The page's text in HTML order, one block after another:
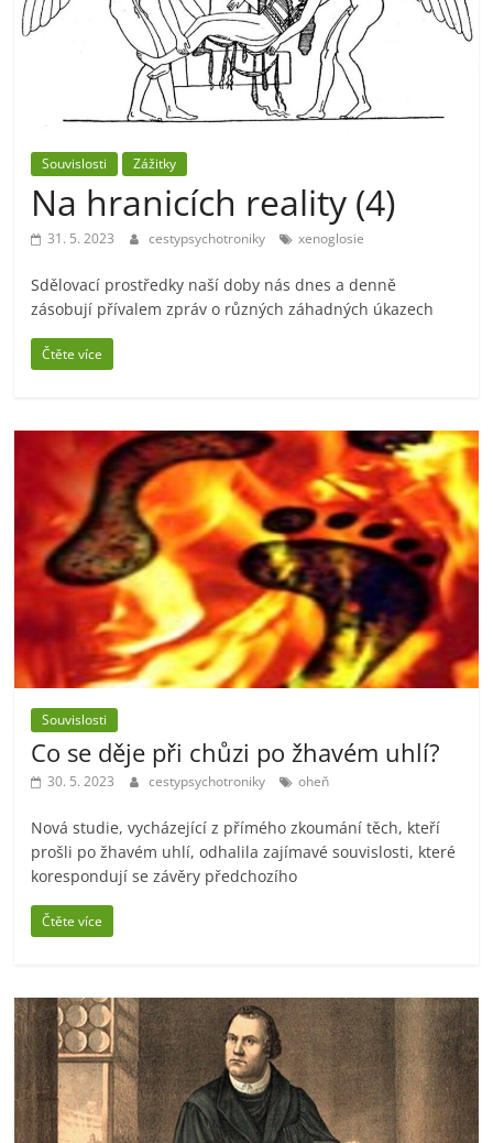
Souvislosti Zážitky
Na hranicích reality (4)
31. 5. 2023 cestypsychotroniky xenoglosie
Sdělovací prostředky naší doby nás dnes a denně
zásobují přívalem zpráv o různých záhadných úkazech
Čtěte více
Souvislosti
Co se děje při chůzi po žhavém uhlí?
30. 5. 2023 cestypsychotroniky oheň
Nová studie, vycházející z přímého zkoumání těch, kteří
prošli po žhavém uhlí, odhalila zajímavé souvislosti, které
korespondují se závěry předchozího
Čtěte více